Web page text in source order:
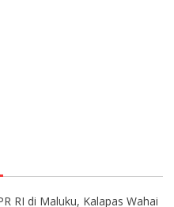
RI di Maluku, Kalapas Wahai